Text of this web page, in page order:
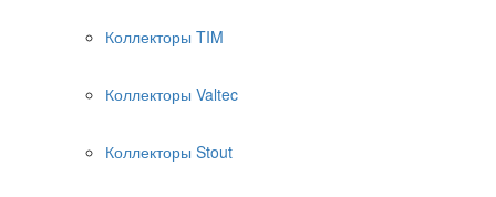
Коллекторы TIM
Коллекторы Valtec
Коллекторы Stout